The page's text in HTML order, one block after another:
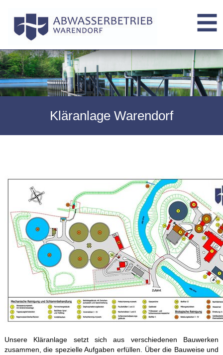
Kläranlage Warendorf
Unsere Kläranlage setzt sich aus verschiedenen Bauwerken
zusammen, die spezielle Aufgaben erfüllen. Über die Bauweise und